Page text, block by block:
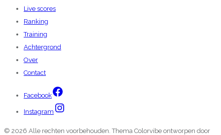
Live scores
Ranking
Training
Achtergrond
Over
Contact
Facebook
Instagram
© 2026 Alle rechten voorbehouden. Thema Colorvibe ontworpen door